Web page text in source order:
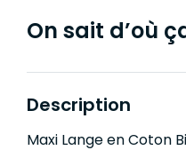
On sait d’où
Description
Maxi Lange en Coton